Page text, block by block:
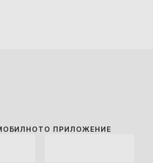
ПРИЛОЖЕНИЕ